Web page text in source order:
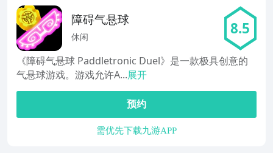
障碍气悬球
休闲 8.5
《障碍气悬球 Paddletronic Duel》是一款极具创意的
气悬球游戏。游戏允许A...展开
预约
需优先下载九游APP